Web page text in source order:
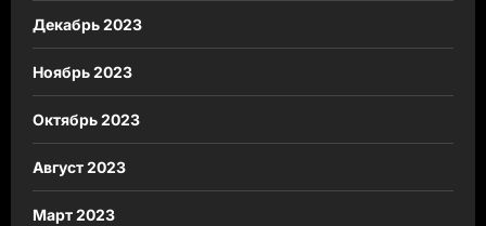
Декабрь 2023
Ноябрь 2023
Октябрь 2023
Август 2023
Март 2023